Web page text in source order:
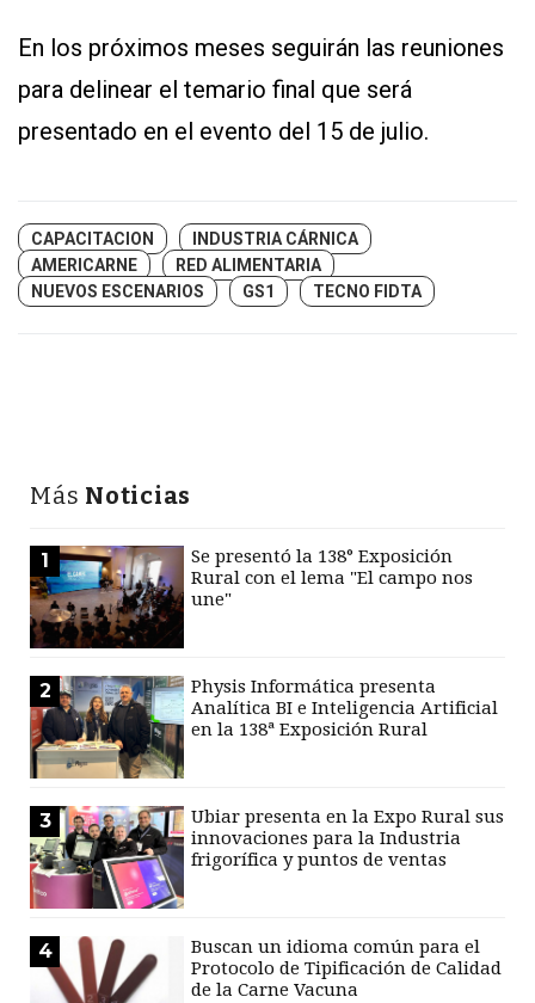
En los próximos meses seguirán las reuniones
para delinear el temario final que será
presentado en el evento del 15 de julio.
CAPACITACION
INDUSTRIA CÁRNICA
AMERICARNE
RED ALIMENTARIA
NUEVOS ESCENARIOS
GS1 TECNO FIDTA
Más Noticias
1
Se presentó la 138° Exposición
Rural con el lema "El campo nos
une"
2
Physis Informática presenta
Analítica BI e Inteligencia Artificial
en la 138ª Exposición Rural
3
Ubiar presenta en la Expo Rural sus
innovaciones para la Industria
frigorífica y puntos de ventas
4
Buscan un idioma común para el
Protocolo de Tipificación de Calidad
de la Carne Vacuna